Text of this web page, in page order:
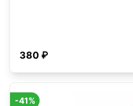
380 ₽
-41%